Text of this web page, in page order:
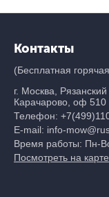
Контакты
(Бесплатная
г. Москва,
Карачарово, оф 510
Телефон:
E-mail: info-
Время работы: Пн-
Посмотреть на карте